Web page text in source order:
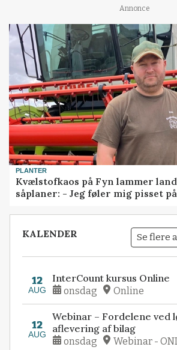
Annonce
PLANTER
Kvælstofkaos på Fyn lammer
såplaner: - Jeg føler mig pisset på
KALENDER Se flere
12
AUG
InterCount kursus Online
onsdag Online
12
AUG
Webinar – Fordelene ved
aflevering af bilag
onsdag Webinar -